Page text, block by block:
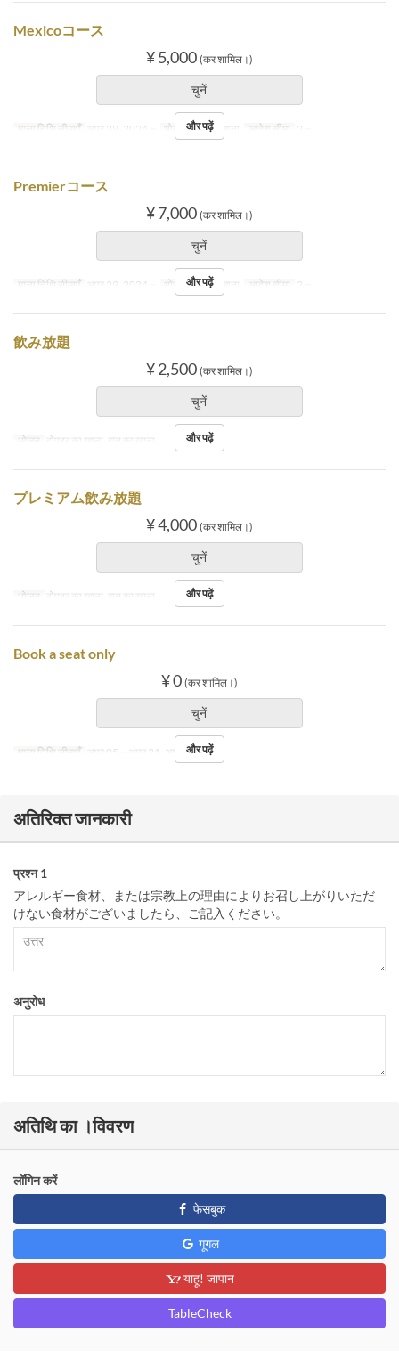
Mexicoコース
¥ 5,000 (कर शामिल।)
चुनें
मान्य तिथि सीमाएँ अप्र 29, 2024 ~ भोजन रात का खाना आदेश सीमा 2 ~
और पढ़ें
Premierコース
¥ 7,000 (कर शामिल।)
चुनें
मान्य तिथि सीमाएँ अप्र 29, 2024 ~ भोजन रात का खाना आदेश सीमा 2 ~
और पढ़ें
飲み放題
¥ 2,500 (कर शामिल।)
चुनें
भोजन दोपहर का खाना, रात का खाना और पढ़ें
プレミアム飲み放題
¥ 4,000 (कर शामिल।)
चुनें
भोजन दोपहर का खाना, रात का खाना और पढ़ें
Book a seat only
¥ 0 (कर शामिल।)
चुनें
मान्य तिथि सीमाएँ अप्र 05 ~ अप्र 21, अप्र 23 ~
और पढ़ें
अतिरिक्त जानकारी
प्रश्न 1
アレルギー食材、または宗教上の理由によりお召し上がりいただ
けない食材がございましたら、ご記入ください。
अनुरोध
अतिथि का ।विवरण
लॉगिन करें
फेसबुक
गूगल
याहू! जापान
TableCheck